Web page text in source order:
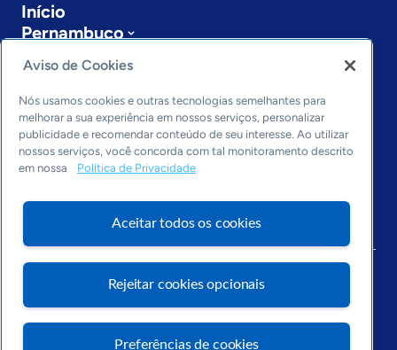
Início
Pernambuco
Sobre a ASN
Últimas notícias
Entre em contato
Editorias
Economia & Política
Inovação & Tecnologia
Cultura empreendedora
Arquivo
Aviso de Cookies
Nós usamos cookies e outras tecnologias semelhantes para
melhorar a sua experiência em nossos serviços, personalizar
publicidade e recomendar conteúdo de seu interesse. Ao utilizar
nossos serviços, você concorda com tal monitoramento descrito
em nossa
Política de Privacidade
Aceitar todos os cookies
Rejeitar cookies opcionais
Preferências de cookies